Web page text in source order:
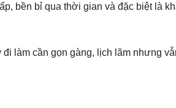
bền bỉ qua thời gian và đặc biệt là
làm cần gọn gàng, lịch lãm nhưng